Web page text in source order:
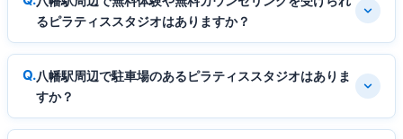
るピラティススタジオはありますか？
八幡駅周辺で駐車場のあるピラティススタジオはありま
すか？